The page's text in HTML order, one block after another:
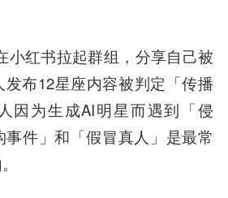
小红书拉起群组，分享自己被
布12星座内容被判定「传播
因为生成AI明星而遇到「侵
件」和「假冒真人」是最常